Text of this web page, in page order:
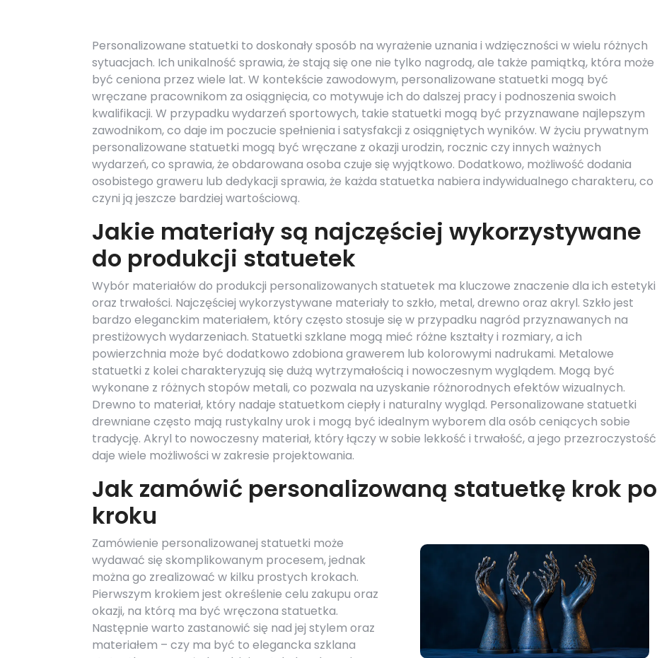
Personalizowane statuetki to doskonały sposób na wyrażenie uznania i wdzięczności w wielu różnych
sytuacjach. Ich unikalność sprawia, że stają się one nie tylko nagrodą, ale także pamiątką, która może
być ceniona przez wiele lat. W kontekście zawodowym, personalizowane statuetki mogą być
wręczane pracownikom za osiągnięcia, co motywuje ich do dalszej pracy i podnoszenia swoich
kwalifikacji. W przypadku wydarzeń sportowych, takie statuetki mogą być przyznawane najlepszym
zawodnikom, co daje im poczucie spełnienia i satysfakcji z osiągniętych wyników. W życiu prywatnym
personalizowane statuetki mogą być wręczane z okazji urodzin, rocznic czy innych ważnych
wydarzeń, co sprawia, że obdarowana osoba czuje się wyjątkowo. Dodatkowo, możliwość dodania
osobistego graweru lub dedykacji sprawia, że każda statuetka nabiera indywidualnego charakteru, co
czyni ją jeszcze bardziej wartościową.
Jakie materiały są najczęściej wykorzystywane
do produkcji statuetek
Wybór materiałów do produkcji personalizowanych statuetek ma kluczowe znaczenie dla ich estetyki
oraz trwałości. Najczęściej wykorzystywane materiały to szkło, metal, drewno oraz akryl. Szkło jest
bardzo eleganckim materiałem, który często stosuje się w przypadku nagród przyznawanych na
prestiżowych wydarzeniach. Statuetki szklane mogą mieć różne kształty i rozmiary, a ich
powierzchnia może być dodatkowo zdobiona grawerem lub kolorowymi nadrukami. Metalowe
statuetki z kolei charakteryzują się dużą wytrzymałością i nowoczesnym wyglądem. Mogą być
wykonane z różnych stopów metali, co pozwala na uzyskanie różnorodnych efektów wizualnych.
Drewno to materiał, który nadaje statuetkom ciepły i naturalny wygląd. Personalizowane statuetki
drewniane często mają rustykalny urok i mogą być idealnym wyborem dla osób ceniących sobie
tradycję. Akryl to nowoczesny materiał, który łączy w sobie lekkość i trwałość, a jego przezroczystość
daje wiele możliwości w zakresie projektowania.
Jak zamówić personalizowaną statuetkę krok po
kroku
Zamówienie personalizowanej statuetki może
wydawać się skomplikowanym procesem, jednak
można go zrealizować w kilku prostych krokach.
Pierwszym krokiem jest określenie celu zakupu oraz
okazji, na którą ma być wręczona statuetka.
Następnie warto zastanowić się nad jej stylem oraz
materiałem – czy ma być to elegancka szklana